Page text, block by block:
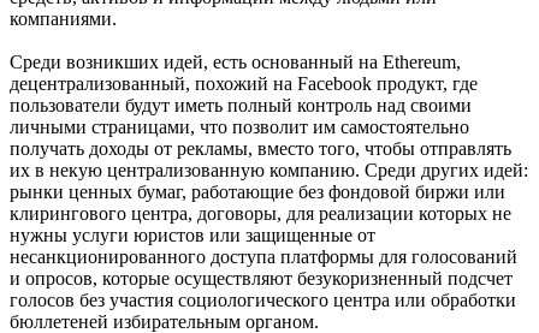
компаниями.
Среди возникших идей, есть основанный на Ethereum,
децентрализованный, похожий на Facebook продукт, где
пользователи будут иметь полный контроль над своими
личными страницами, что позволит им самостоятельно
получать доходы от рекламы, вместо того, чтобы отправлять
их в некую централизованную компанию. Среди других идей:
рынки ценных бумаг, работающие без фондовой биржи или
клирингового центра, договоры, для реализации которых не
нужны услуги юристов или защищенные от
несанкционированного доступа платформы для голосований
и опросов, которые осуществляют безукоризненный подсчет
голосов без участия социологического центра или обработки
бюллетеней избирательным органом.